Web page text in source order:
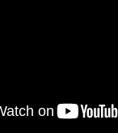
く分かる